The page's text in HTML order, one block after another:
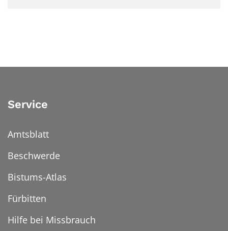
Service
Amtsblatt
Beschwerde
Bistums-Atlas
Fürbitten
Hilfe bei Missbrauch